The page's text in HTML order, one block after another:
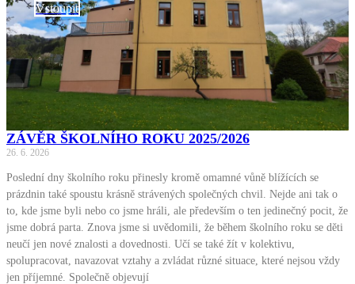
Vstoupit
ZÁVĚR ŠKOLNÍHO ROKU 2025/2026
26. 6. 2026
Poslední dny školního roku přinesly kromě omamné vůně blížících se
prázdnin také spoustu krásně strávených společných chvil. Nejde ani tak o
to, kde jsme byli nebo co jsme hráli, ale především o ten jedinečný pocit, že
jsme dobrá parta. Znova jsme si uvědomili, že během školního roku se děti
neučí jen nové znalosti a dovednosti. Učí se také žít v kolektivu,
spolupracovat, navazovat vztahy a zvládat různé situace, které nejsou vždy
jen příjemné. Společně objevují